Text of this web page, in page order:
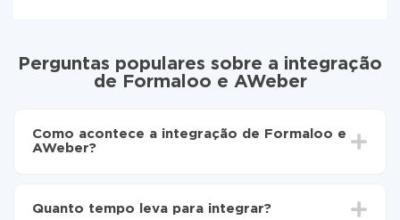
Perguntas populares sobre a integração
de Formaloo e AWeber
Como acontece a integração de Formaloo e
AWeber?
AWeber
Quanto tempo leva para integrar?